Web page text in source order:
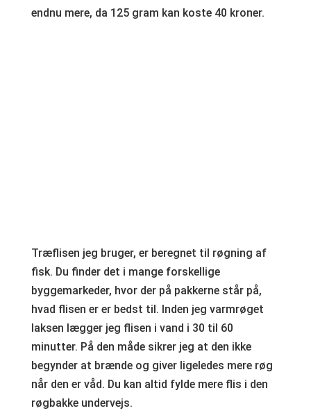
endnu mere, da 125 gram kan koste 40 kroner.
Træflisen jeg bruger, er beregnet til røgning af
fisk. Du finder det i mange forskellige
byggemarkeder, hvor der på pakkerne står på,
hvad flisen er er bedst til. Inden jeg varmrøget
laksen lægger jeg flisen i vand i 30 til 60
minutter. På den måde sikrer jeg at den ikke
begynder at brænde og giver ligeledes mere røg
når den er våd. Du kan altid fylde mere flis i den
røgbakke undervejs.